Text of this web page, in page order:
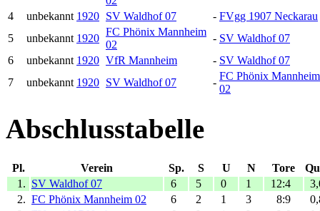
4
unbekannt 1920 SV Waldhof 07 - FVgg 1907 Neckarau
5
unbekannt 1920
FC Phönix Mannheim
02
- SV Waldhof 07
6
unbekannt 1920 VfR Mannheim - SV Waldhof 07
7
unbekannt 1920 SV Waldhof 07 -
FC Phönix Mannheim
02
Abschlusstabelle
Pl. Verein Sp. S U N Tore
1. SV Waldhof 07 6 5 0 1 12:4
2. FC Phönix Mannheim 02 6 2 1 3 8:9